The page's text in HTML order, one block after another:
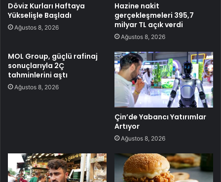
Döviz Kurları Haftaya
Yükselişle Başladı
Ağustos 8, 2026
Hazine nakit
gerçekleşmeleri 395,7
milyar TL açık verdi
Ağustos 8, 2026
MOL Group, güçlü rafinaj
sonuçlarıyla 2Ç
tahminlerini aştı
Ağustos 8, 2026
Çin’de Yabancı Yatırımlar
Artıyor
Ağustos 8, 2026